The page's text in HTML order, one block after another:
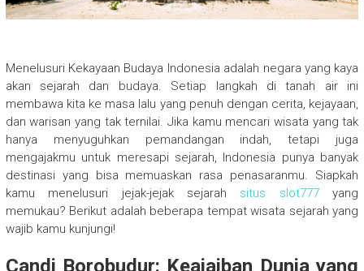
Menelusuri Kekayaan Budaya Indonesia adalah negara yang kaya
akan sejarah dan budaya. Setiap langkah di tanah air ini
membawa kita ke masa lalu yang penuh dengan cerita, kejayaan,
dan warisan yang tak ternilai. Jika kamu mencari wisata yang tak
hanya menyuguhkan pemandangan indah, tetapi juga
mengajakmu untuk meresapi sejarah, Indonesia punya banyak
destinasi yang bisa memuaskan rasa penasaranmu. Siapkah
kamu menelusuri jejak-jejak sejarah situs slot777yang
memukau? Berikut adalah beberapa tempat wisata sejarah yang
wajib kamu kunjungi!
Candi Borobudur: Keajaiban Dunia yang